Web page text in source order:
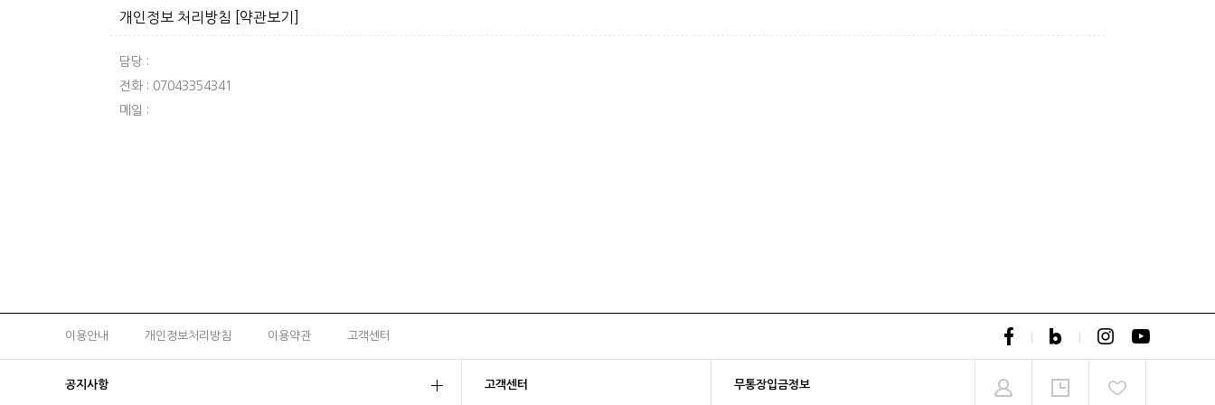
개인정보 처리방침 [약관보기]
담당 :
전화 : 07043354341
메일 :
이용안내 개인정보처리방침 이용약관 고객센터
공지사항 고객센터 무통장입금정보